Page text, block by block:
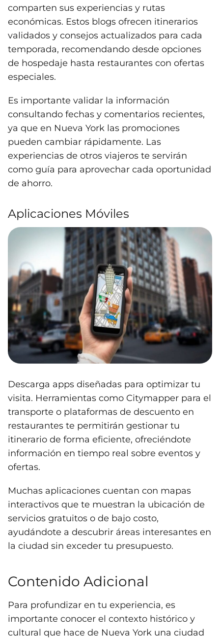
comparten sus experiencias y rutas
económicas. Estos blogs ofrecen itinerarios
validados y consejos actualizados para cada
temporada, recomendando desde opciones
de hospedaje hasta restaurantes con ofertas
especiales.
Es importante validar la información
consultando fechas y comentarios recientes,
ya que en Nueva York las promociones
pueden cambiar rápidamente. Las
experiencias de otros viajeros te servirán
como guía para aprovechar cada oportunidad
de ahorro.
Aplicaciones Móviles
Descarga apps diseñadas para optimizar tu
visita. Herramientas como Citymapper para el
transporte o plataformas de descuento en
restaurantes te permitirán gestionar tu
itinerario de forma eficiente, ofreciéndote
información en tiempo real sobre eventos y
ofertas.
Muchas aplicaciones cuentan con mapas
interactivos que te muestran la ubicación de
servicios gratuitos o de bajo costo,
ayudándote a descubrir áreas interesantes en
la ciudad sin exceder tu presupuesto.
Contenido Adicional
Para profundizar en tu experiencia, es
importante conocer el contexto histórico y
cultural que hace de Nueva York una ciudad